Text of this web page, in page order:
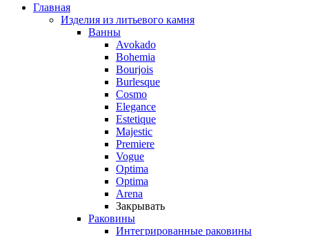
Главная
Изделия из литьевого камня
Ванны
Avokado
Bohemia
Bourjois
Burlesque
Cosmo
Elegance
Estetique
Majestic
Premiere
Vogue
Optima
Optima
Arena
Закрывать
Раковины
Интегрированные раковины